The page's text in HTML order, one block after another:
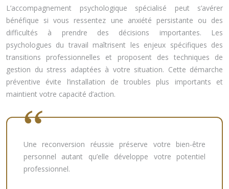
L’accompagnement psychologique spécialisé peut s’avérer
bénéfique si vous ressentez une anxiété persistante ou des
difficultés à prendre des décisions importantes. Les
psychologues du travail maîtrisent les enjeux spécifiques des
transitions professionnelles et proposent des techniques de
gestion du stress adaptées à votre situation. Cette démarche
préventive évite l’installation de troubles plus importants et
maintient votre capacité d’action.
Une reconversion réussie préserve votre bien-être
personnel autant qu’elle développe votre potentiel
professionnel.